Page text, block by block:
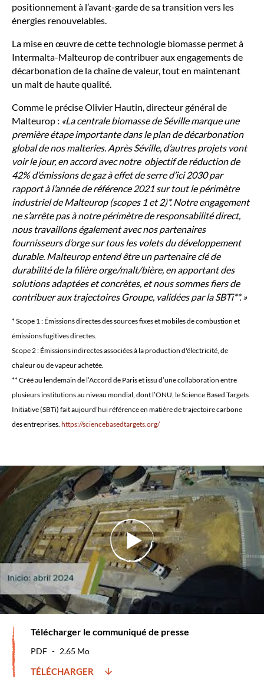
positionnement à l’avant-garde de sa transition vers les
énergies renouvelables.
La mise en œuvre de cette technologie biomasse permet à
Intermalta-Malteurop de contribuer aux engagements de
décarbonation de la chaîne de valeur, tout en maintenant
un malt de haute qualité.
Comme le précise Olivier Hautin, directeur général de
Malteurop : La centrale biomasse de Séville marque une
première étape importante dans le plan de décarbonation
global de nos malteries. Après Séville, d’autres projets vont
voir le jour, en accord avec notre objectif de réduction de
42% d’émissions de gaz à effet de serre d’ici 2030 par
rapport à l’année de référence 2021 sur tout le périmètre
industriel de Malteurop (scopes 1 et 2)*. Notre engagement
ne s’arrête pas à notre périmètre de responsabilité direct,
nous travaillons également avec nos partenaires
fournisseurs d’orge sur tous les volets du développement
durable. Malteurop entend être un partenaire clé de
durabilité de la filière orge/malt/bière, en apportant des
solutions adaptées et concrètes, et nous sommes fiers de
contribuer aux trajectoires Groupe, validées par la SBTi**.
* Scope 1 : Émissions directes des sources fixes et mobiles de combustion et
émissions fugitives directes.
Scope 2 : Émissions indirectes associées à la production d'électricité, de
chaleur ou de vapeur achetée.
** Créé au lendemain de l’Accord de Paris et issu d’une collaboration entre
plusieurs institutions au niveau mondial, dont l’ONU, le Science Based Targets
Initiative (SBTi) fait aujourd’hui référence en matière de trajectoire carbone
des entreprises. https://sciencebasedtargets.org/
Télécharger le communiqué de presse
PDF 2.65 Mo
TÉLÉCHARGER